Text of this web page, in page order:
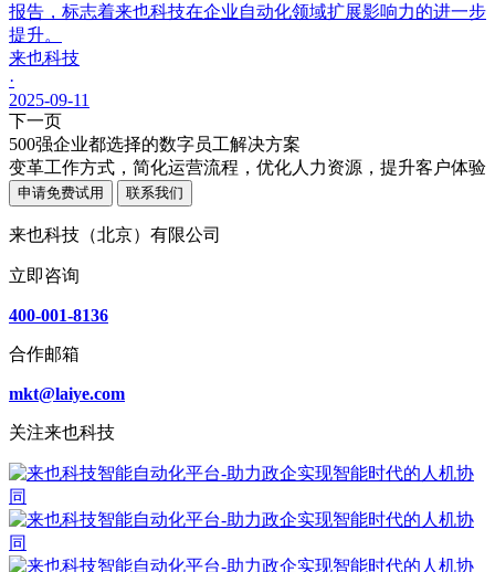
报告，标志着来也科技在企业自动化领域扩展影响力的进一步
提升。
来也科技
·
2025-09-11
下一页
500强企业都选择的数字员工解决方案
变革工作方式，简化运营流程，优化人力资源，提升客户体验
申请免费试用 联系我们
来也科技（北京）有限公司
立即咨询
400-001-8136
合作邮箱
mkt@laiye.com
关注来也科技